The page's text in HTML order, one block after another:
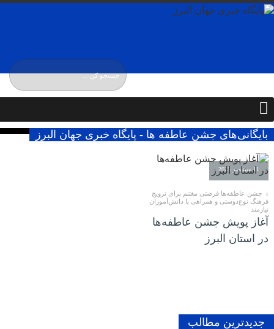
جمعه / ۱۶ مرداد / ۱۴۰۵
بایگانی‌های جشن عاطفه ها - پایگاه خبری جهان البرز
11 سپتامبر 2025
جشن عاطفه‌ها فرصتی مغتنم برای ترویج
فرهنگ نوع‌دوستی و همراهی با دانش‌آموزان
نیازمند
آغاز پویش جشن عاطفه‌ها
در استان البرز
جدیدترین مطالب